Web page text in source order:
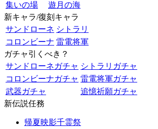
集いの場
遊月の海
新キャラ/復刻キャラ
サンドローネ シトラリ
コロンビーナ 雷電将軍
ガチャ引くべき？
サンドローネガチャ シトラリガチャ
コロンビーナガチャ 雷電将軍ガチャ
武器ガチャ
追憶祈願ガチャ
新伝説任務
帰夏映影千霊祭